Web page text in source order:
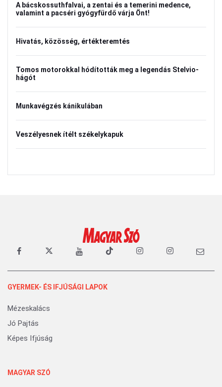
A bácskossuthfalvai, a zentai és a temerini medence,
valamint a pacséri gyógyfürdő várja Önt!
Hivatás, közösség, értékteremtés
Tomos motorokkal hódították meg a legendás Stelvio-
hágót
Munkavégzés kánikulában
Veszélyesnek ítélt székelykapuk
GYERMEK- ÉS IFJÚSÁGI LAPOK
Mézeskalács
Jó Pajtás
Képes Ifjúság
MAGYAR SZÓ